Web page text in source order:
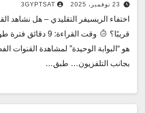
23 نوفمبر، 2025 3GYPTSAT
اختفاء الريسيفر التقليدي – هل نشاهد
قريبًا؟
وقت القراءة: 9
هو “البوابة الوحيدة” لمشاهدة القنوات
بجانب التلفزيون… طبق…